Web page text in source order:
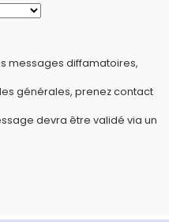
messages diffamatoires,
générales, prenez contact
devra être validé via un